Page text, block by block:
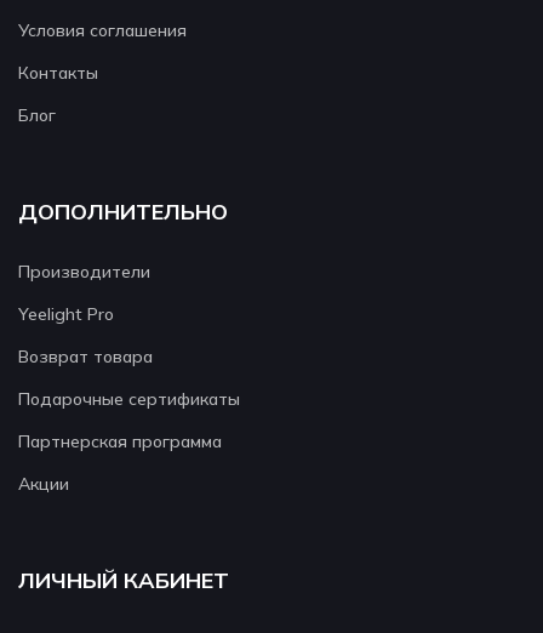
Условия соглашения
Контакты
Блог
ДОПОЛНИТЕЛЬНО
Производители
Yeelight Pro
Возврат товара
Подарочные сертификаты
Партнерская программа
Акции
ЛИЧНЫЙ КАБИНЕТ